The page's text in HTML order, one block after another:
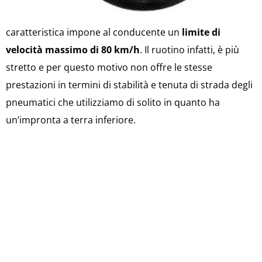
caratteristica impone al conducente un limite di
velocità massimo di 80 km/h. Il ruotino infatti, è più
stretto e per questo motivo non offre le stesse
prestazioni in termini di stabilità e tenuta di strada degli
pneumatici che utilizziamo di solito in quanto ha
un’impronta a terra inferiore.